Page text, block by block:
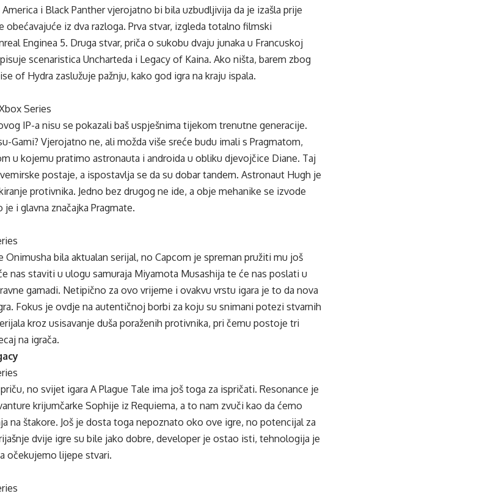
i Black Panther vjerojatno bi bila uzbudljivija da je izašla prije
iz dva razloga. Prva stvar, izgleda totalno filmski
Enginea 5. Druga stvar, priča o sukobu dvaju junaka u Francuskoj
scenaristica Uncharteda i Legacy of Kaina. Ako ništa, barem zbog
of Hydra zaslužuje pažnju, kako god igra na kraju ispala.
Series
IP-a nisu se pokazali baš uspješnima tijekom trenutne generacije.
Gami? Vjerojatno ne, ali možda više sreće budu imali s Pragmatom,
u kojemu pratimo astronauta i androida u obliku djevojčice Diane. Taj
postaje, a ispostavlja se da su dobar tandem. Astronaut Hugh je
protivnika. Jedno bez drugog ne ide, a obje mehanike se izvode
i glavna značajka Pragmate.
bila aktualan serijal, no Capcom je spreman pružiti mu još
nas staviti u ulogu samuraja Miyamota Musashija te će nas poslati u
gamadi. Netipično za ovo vrijeme i ovakvu vrstu igara je to da nova
Fokus je ovdje na autentičnoj borbi za koju su snimani potezi stvarnih
kroz usisavanje duša poraženih protivnika, pri čemu postoje tri
na igrača.
no svijet igara A Plague Tale ima još toga za ispričati. Resonance je
krijumčarke Sophije iz Requiema, a to nam zvuči kao da ćemo
na štakore. Još je dosta toga nepoznato oko ove igre, no potencijal za
dvije igre su bile jako dobre, developer je ostao isti, tehnologija je
očekujemo lijepe stvari.